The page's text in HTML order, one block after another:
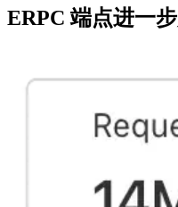
ERPC 端点进一